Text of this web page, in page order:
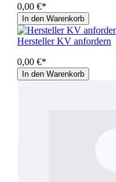
0,00 €*
In den Warenkorb
Hersteller KV anfordern
0,00 €*
In den Warenkorb